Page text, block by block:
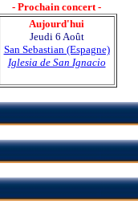
- Prochain concert -
Aujourd'hui
Jeudi 6 Août
San Sebastian (Espagne)
Iglesia de San Ignacio